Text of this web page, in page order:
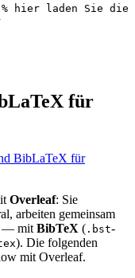
% hier laden Sie die
für
BibLaTeX für
Overleaf: Sie
arbeiten gemeinsam
— mit BibTeX ( .bst-
). Die folgenden
mit Overleaf.